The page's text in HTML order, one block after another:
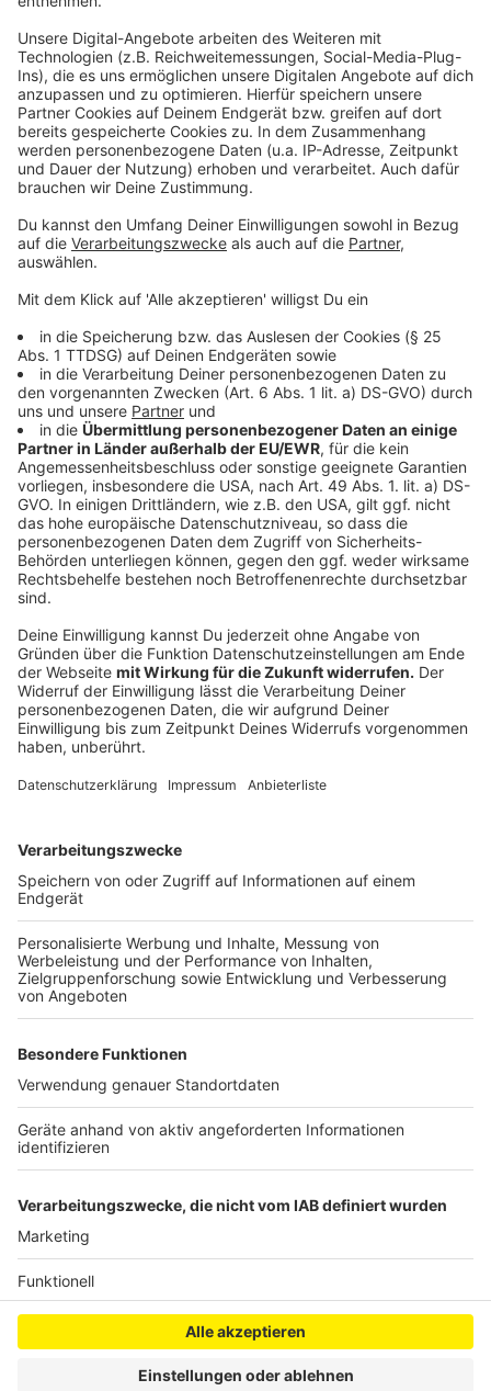
Es werden ebenso Smiley-Leckereien verteilt und
unter anderem finden verschiedene Events in
Krankenhäusern statt. Bilder von den verschiedensten
Aktionen werden in den Sozialen Medien geteilt, so
dass sich jeder quasi beteiligen kann. In der
Heimatstadt Worcester (England) des World Smile
Days finden zudem noch einige weitere Aktivitäten
statt, unter anderem die folgendem:
Das Erstellen des weltgrößten menschlichen
Das in die Luft lassen von Ballons mit world
smiley day Nachrichten
Verschiedene Chor Auftritte
HHeißluftballons
Acapella Konzerte
Zirkusauftritte
Einen Kuchen-Ess-Wettbewerb
Weitere Eindrücke zum World Smile Day könnt ihr hier
finden.
Anzeige
Welche Bedeutung hat der World Smile Day?
Anzeige
Der Sinn dahinter ist es, seine Mitmenschen zu
Das Lachen ist auch für unsere Gesundheit wichtig,
denn durch Lachen werden Endorphine ausgeschüttet,
die dafür sorgen, dass wir weniger gestresst sind und
uns im Allgemeinen besser fühlen. Zudem stärkt das
Lachen auch unser Immunsystem.
Autorin: Joline Depta
Anzeige
Anzeige